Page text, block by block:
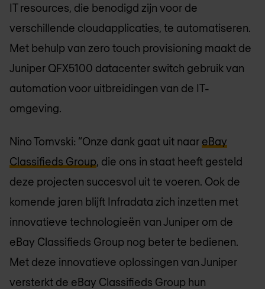
IT resources, die benodigd zijn voor de
verschillende cloudapplicaties, te automatiseren.
Met behulp van zero touch provisioning maakt de
Juniper QFX5100 datacenter switch gebruik van
automation voor uitbreidingen van de IT-
omgeving.
Nino Tomvski: “Onze dank gaat uit naar eBay
Classifieds Group, die ons in staat heeft gesteld
deze projecten succesvol uit te voeren. Ook de
komende jaren blijft Infradata zich inzetten met
innovatieve technologieën van Juniper om de
eBay Classifieds Group nog beter te bedienen.
Met deze innovatieve oplossingen van Juniper
versterkt de eBay Classifieds Group hun